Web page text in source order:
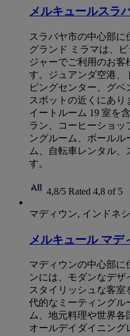
メルキュールスラ
スラバヤ市の中心部に
グランド ミラマは、
ジャーでご利用のお
す。ジュアンダ空港、
ピングセンター、グ
スポットの近くにあり
イートルーム 19 室を
ラン、コーヒーショッ
ングルーム、ボール
ム、自転車レンタル、
す。
4,8/5 Rated 4,8 of 5
マディウン, インドネ
メルキュール マデ
マディウンの中心部に
ンには、モダンなデザ
スタイリッシュな客室
代的なミーティングル
ム、地元料理や世界各
オールデイダイニング